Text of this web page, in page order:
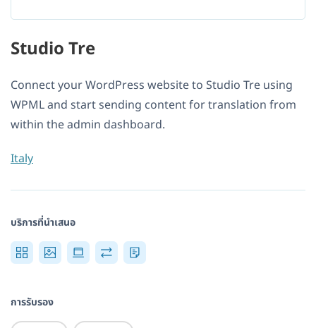
Studio Tre
Connect your WordPress website to Studio Tre using
WPML and start sending content for translation from
within the admin dashboard.
Italy
บริการที่นำเสนอ
การรับรอง